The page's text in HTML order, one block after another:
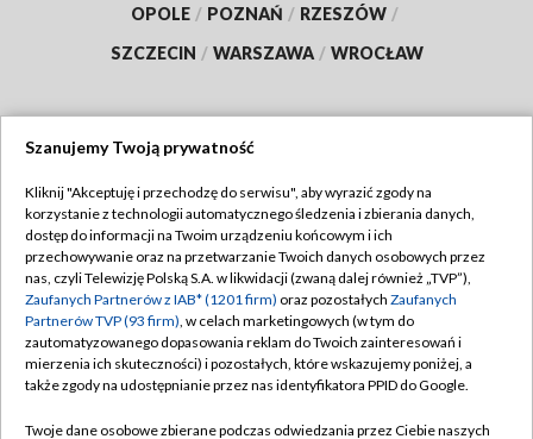
OPOLE / POZNAŃ / RZESZÓW /
SZCZECIN / WARSZAWA / WROCŁAW
TVP
Abonament TVP
Emisja w TVP
Centrum informacji TVP
Naziemna Telewizja Cyfrowa
Regulamin TVP
Polityka prywatności
Moje zgody
Pomoc
Szanujemy Twoją prywatność
Kliknij "Akceptuję i przechodzę do serwisu", aby wyrazić zgody na
korzystanie z technologii automatycznego śledzenia i zbierania danych,
dostęp do informacji na Twoim urządzeniu końcowym i ich
przechowywanie oraz na przetwarzanie Twoich danych osobowych przez
nas, czyli Telewizję Polską S.A. w likwidacji (zwaną dalej również „TVP”),
Zaufanych Partnerów z IAB* (1201 firm) oraz pozostałych Zaufanych
Partnerów TVP (93 firm), w celach marketingowych (w tym do
zautomatyzowanego dopasowania reklam do Twoich zainteresowań i
mierzenia ich skuteczności) i pozostałych, które wskazujemy poniżej, a
także zgody na udostępnianie przez nas identyfikatora PPID do Google.
Twoje dane osobowe zbierane podczas odwiedzania przez Ciebie naszych